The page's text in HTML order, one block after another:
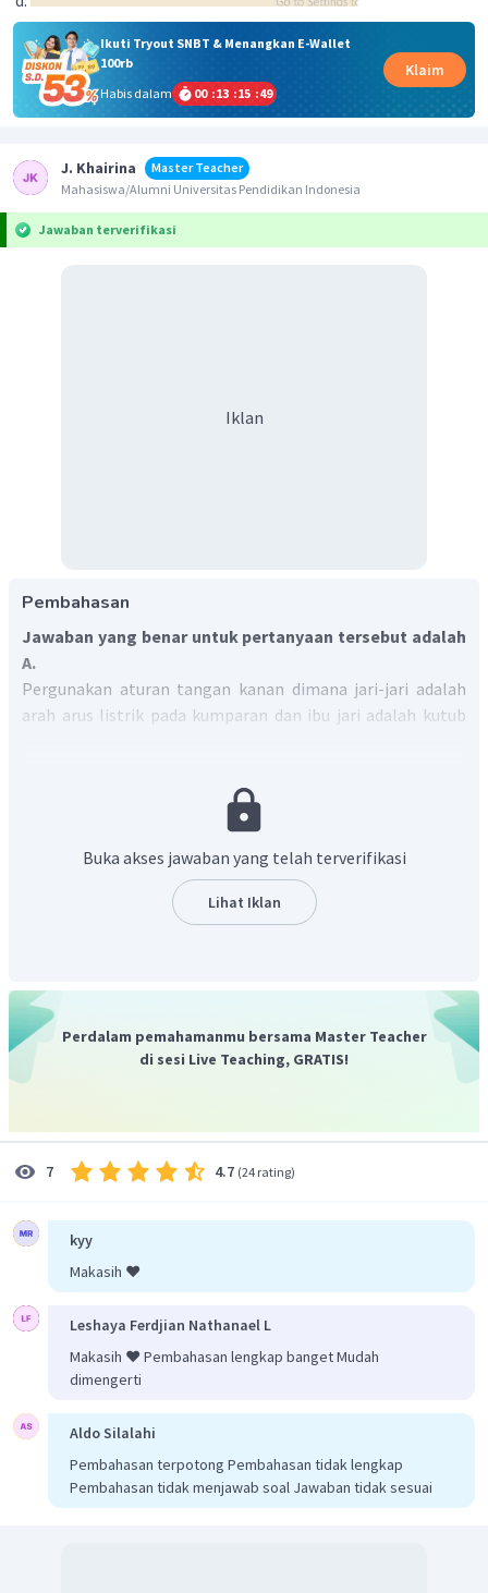
Ikuti Tryout SNBT & Menangkan E-Wallet
100rb
Habis dalam
00 :13 :15 :48
Klaim
J. Khairina
Master Teacher
Mahasiswa/Alumni Universitas Pendidikan Indonesia
Jawaban terverifikasi
Iklan
Pembahasan
Jawaban yang benar untuk pertanyaan tersebut adalah
A.
Pergunakan aturan tangan kanan dimana jari-jari adalah
arah arus listrik pada kumparan dan ibu jari adalah kutub
Gambar yang paling sesuai dengan kaidah tangan
kanan tersebut adalah gambar A.
Buka akses jawaban yang telah terverifikasi
Lihat Iklan
Perdalam pemahamanmu bersama Master Teacher
di sesi Live Teaching, GRATIS!
7 4.7 (24 rating)
kyy
Makasih ❤️
Leshaya Ferdjian Nathanael L
Makasih ❤️ Pembahasan lengkap banget Mudah
dimengerti
Aldo Silalahi
Pembahasan terpotong Pembahasan tidak lengkap
Pembahasan tidak menjawab soal Jawaban tidak sesuai